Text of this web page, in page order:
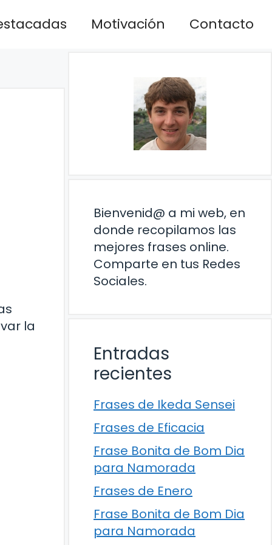
Motivación Contacto
la
Bienvenid@ a mi web, en
donde recopilamos las
mejores frases online.
Comparte en tus Redes
Sociales.
Entradas
recientes
Frases de Ikeda Sensei
Frases de Eficacia
Frase Bonita de Bom Dia
para Namorada
Frases de Enero
Frase Bonita de Bom Dia
para Namorada